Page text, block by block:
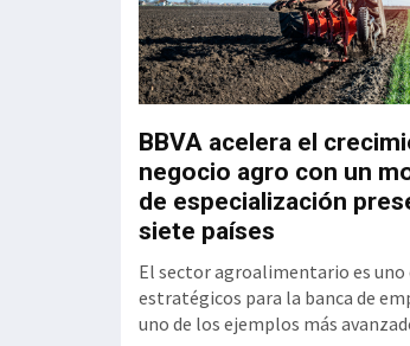
BBVA acelera el
negocio agro con un
de especialización
siete países
El sector agroalimentario es uno
estratégicos para la banca de
uno de los ejemplos más